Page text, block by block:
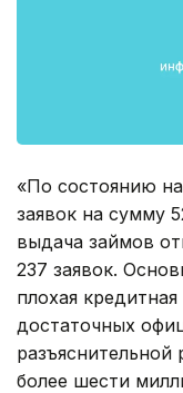
«По состоянию
заявок на сумму
выдача займов
237 заявок.
плохая
достаточных
разъяснительной
более шести